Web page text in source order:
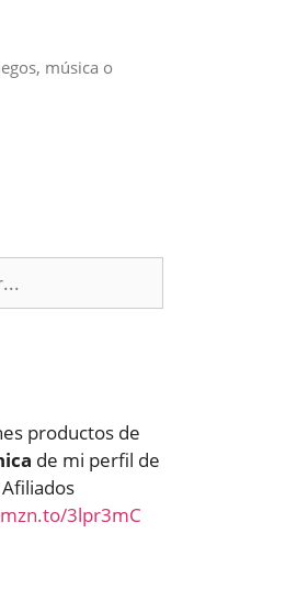
música o
productos de
de mi perfil de
3lpr3mC